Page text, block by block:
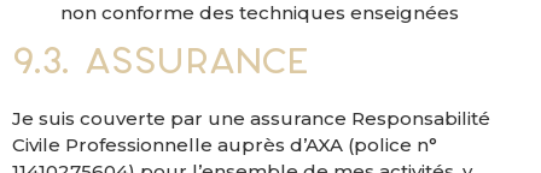
non conforme des techniques enseignées
9.3. Assurance
Je suis couverte par une assurance Responsabilité
Civile Professionnelle auprès d’AXA (police n°